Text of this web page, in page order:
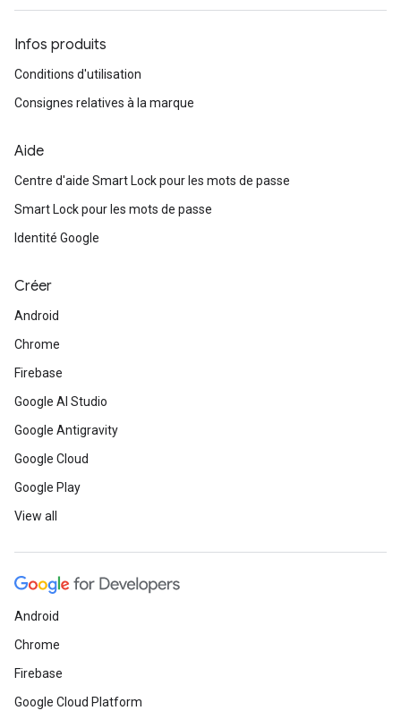
Infos produits
Conditions d'utilisation
Consignes relatives à la marque
Aide
Centre d'aide Smart Lock pour les mots de passe
Smart Lock pour les mots de passe
Identité Google
Créer
Android
Chrome
Firebase
Google AI Studio
Google Antigravity
Google Cloud
Google Play
View all
Android
Chrome
Firebase
Google Cloud Platform